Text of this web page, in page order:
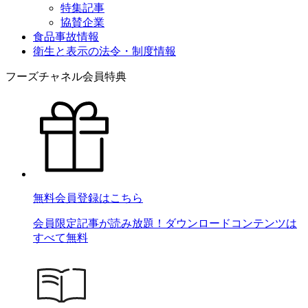
特集記事
協賛企業
食品事故情報
衛生と表示の法令・制度情報
フーズチャネル会員特典
無料会員登録はこちら
会員限定記事が読み放題！ダウンロードコンテンツは
すべて無料